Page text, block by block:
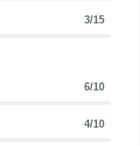
3/15
6/10
4/10